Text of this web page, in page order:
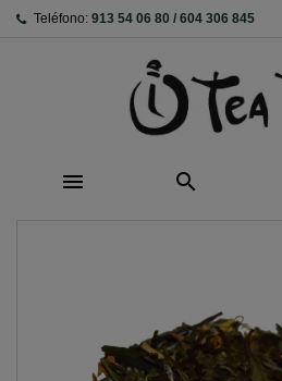
Teléfono: 913 54 06 80 / 604 306 845
 